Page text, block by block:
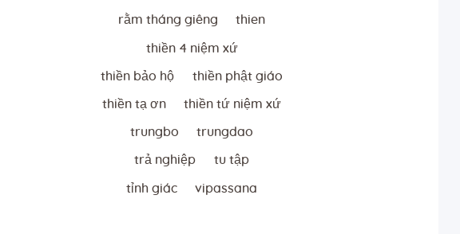
rằm tháng giêng thien
thiền 4 niệm xứ
thiền bảo hộ thiền phật giáo
thiền tạ ơn thiền tứ niệm xứ
trungbo trungdao
trả nghiệp tu tập
tỉnh giác vipassana